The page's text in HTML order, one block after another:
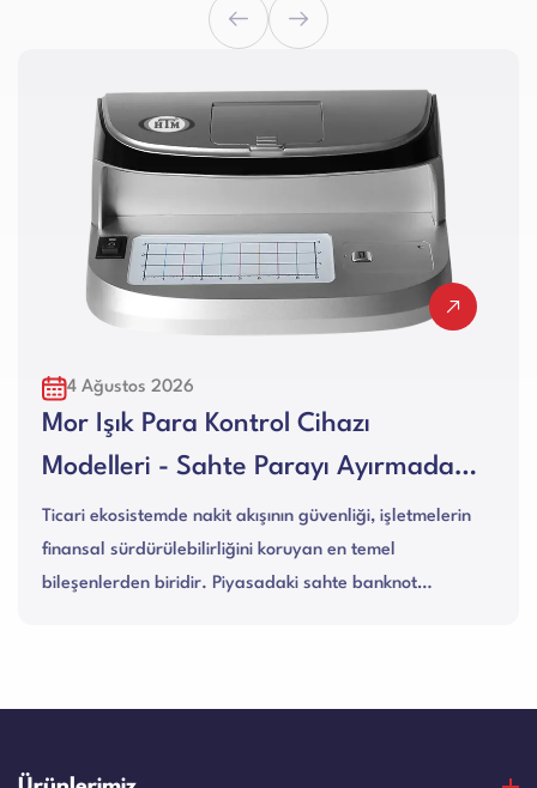
4 Ağustos 2026
Mor Işık Para Kontrol Cihazı
Modelleri - Sahte Parayı Ayırmadaki
Önemi
Ticari ekosistemde nakit akışının güvenliği, işletmelerin
finansal sürdürülebilirliğini koruyan en temel
bileşenlerden biridir. Piyasadaki sahte banknot